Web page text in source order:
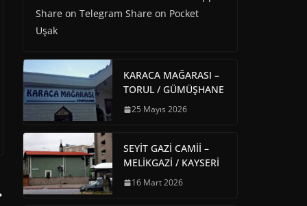
Share on Telegram Share on Pocket
Uşak
KARACA MAĞARASI –
TORUL / GÜMÜŞHANE
25 Mayıs 2026
SEYİT GAZİ CAMİİ –
MELİKGAZİ / KAYSERİ
16 Mart 2026